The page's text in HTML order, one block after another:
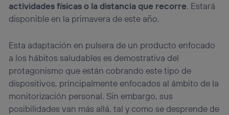
actividades físicas o la distancia que recorre. Estará
disponible en la primavera de este año.
Esta adaptación en pulsera de un producto enfocado
a los hábitos saludables es demostrativa del
protagonismo que están cobrando este tipo de
dispositivos, principalmente enfocados al ámbito de la
monitorización personal. Sin embargo, sus
posibilidades van más allá, tal y como se desprende de